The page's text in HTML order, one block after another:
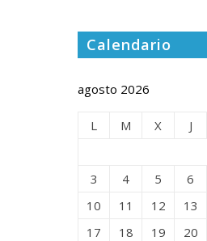
Calendario
agosto 2026
L M X J
3
4 5 6
10
11 12 13
17
18 19 20